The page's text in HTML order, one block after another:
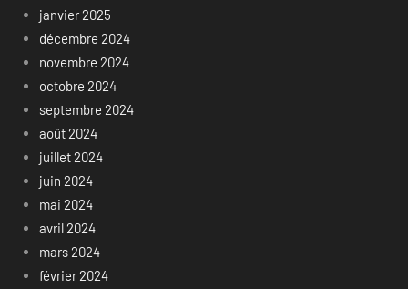
janvier 2025
décembre 2024
novembre 2024
octobre 2024
septembre 2024
août 2024
juillet 2024
juin 2024
mai 2024
avril 2024
mars 2024
février 2024